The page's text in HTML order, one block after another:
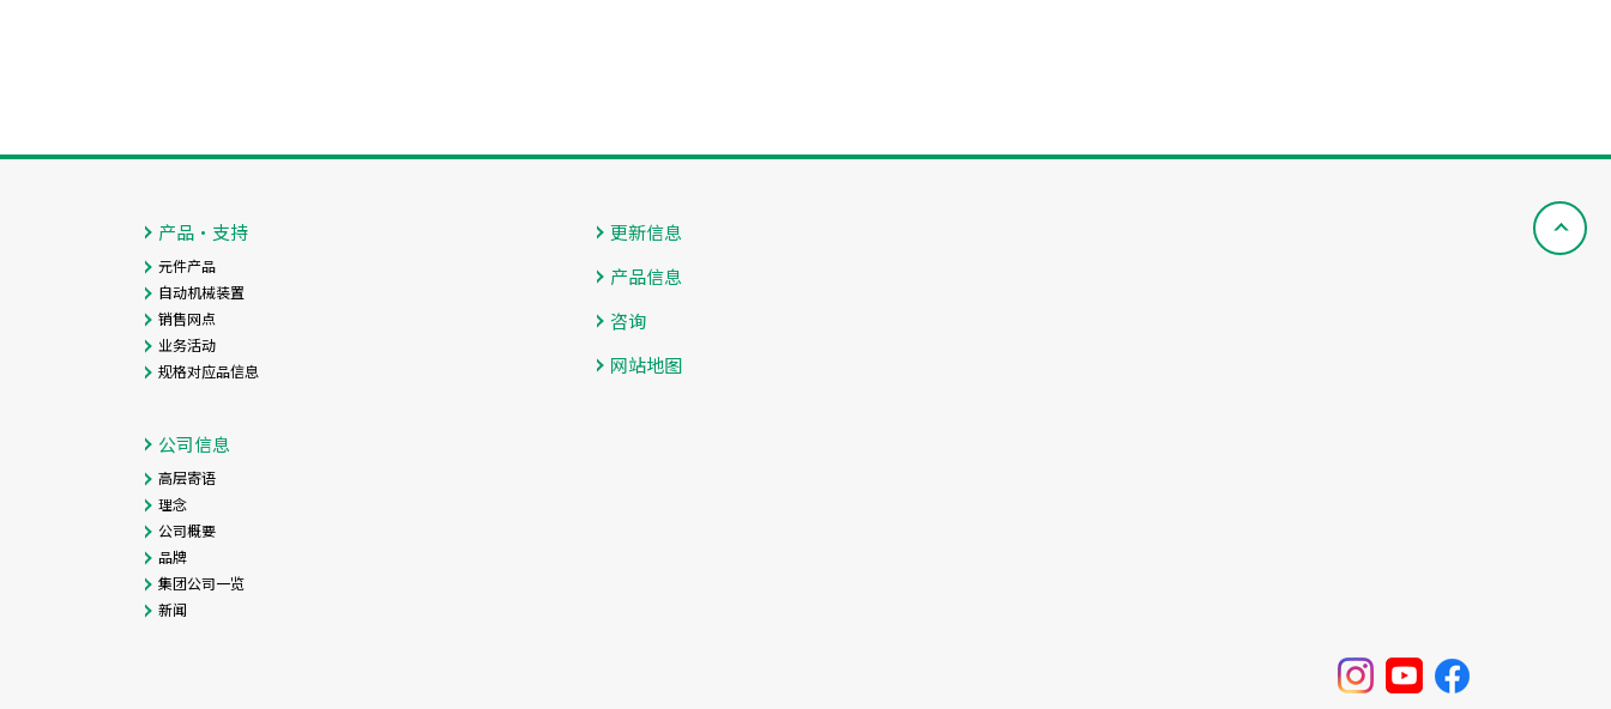
产品・支持
元件产品
自动机械装置
销售网点
业务活动
规格对应品信息
公司信息
高层寄语
理念
公司概要
品牌
集团公司一览
新闻
更新信息
产品信息
咨询
网站地图